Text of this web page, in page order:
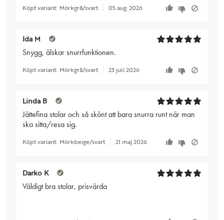
Köpt variant: Mörkgrå/svart 05 aug. 2026
Ida M
Snygg, älskar snurrfunktionen.
Köpt variant: Mörkgrå/svart 23 juli 2026
Linda B
Jättefina stolar och så skönt att bara snurra runt när man
ska sitta/resa sig.
Köpt variant: Mörkbeige/svart 21 maj 2026
Darko K
Väldigt bra stolar, prisvärda